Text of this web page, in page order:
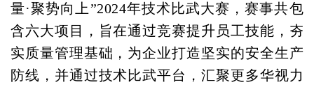
量·聚势向上”2024年技术比武大赛，赛事共包
含六大项目，旨在通过竞赛提升员工技能，夯
实质量管理基础，为企业打造坚实的安全生产
防线，并通过技术比武平台，汇聚更多华视力